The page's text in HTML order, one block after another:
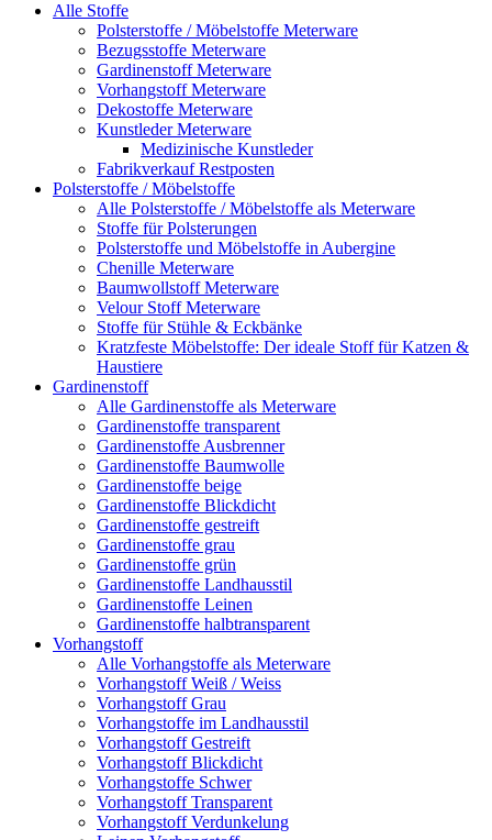
Alle Stoffe
Polsterstoffe / Möbelstoffe Meterware
Bezugsstoffe Meterware
Gardinenstoff Meterware
Vorhangstoff Meterware
Dekostoffe Meterware
Kunstleder Meterware
Medizinische Kunstleder
Fabrikverkauf Restposten
Polsterstoffe / Möbelstoffe
Alle Polsterstoffe / Möbelstoffe als Meterware
Stoffe für Polsterungen
Polsterstoffe und Möbelstoffe in Aubergine
Chenille Meterware
Baumwollstoff Meterware
Velour Stoff Meterware
Stoffe für Stühle & Eckbänke
Kratzfeste Möbelstoffe: Der ideale Stoff für Katzen &
Haustiere
Gardinenstoff
Alle Gardinenstoffe als Meterware
Gardinenstoffe transparent
Gardinenstoffe Ausbrenner
Gardinenstoffe Baumwolle
Gardinenstoffe beige
Gardinenstoffe Blickdicht
Gardinenstoffe gestreift
Gardinenstoffe grau
Gardinenstoffe grün
Gardinenstoffe Landhausstil
Gardinenstoffe Leinen
Gardinenstoffe halbtransparent
Vorhangstoff
Alle Vorhangstoffe als Meterware
Vorhangstoff Weiß / Weiss
Vorhangstoff Grau
Vorhangstoffe im Landhausstil
Vorhangstoff Gestreift
Vorhangstoff Blickdicht
Vorhangstoffe Schwer
Vorhangstoff Transparent
Vorhangstoff Verdunkelung